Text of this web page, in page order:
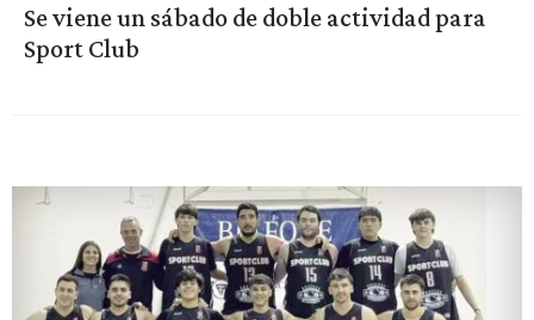
Se viene un sábado de doble actividad para
Sport Club